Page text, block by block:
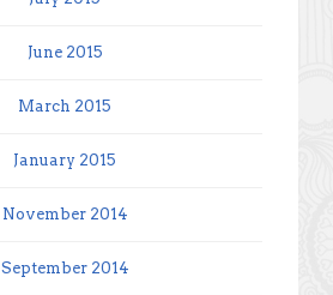
June 2015
March 2015
January 2015
November 2014
September 2014